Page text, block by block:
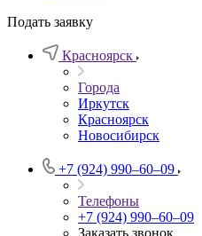
Подать заявку
Красноярск
Города
Иркутск
Красноярск
Новосибирск
+7 (924) 990‒60‒09
Телефоны
+7 (924) 990‒60‒09
Заказать звонок